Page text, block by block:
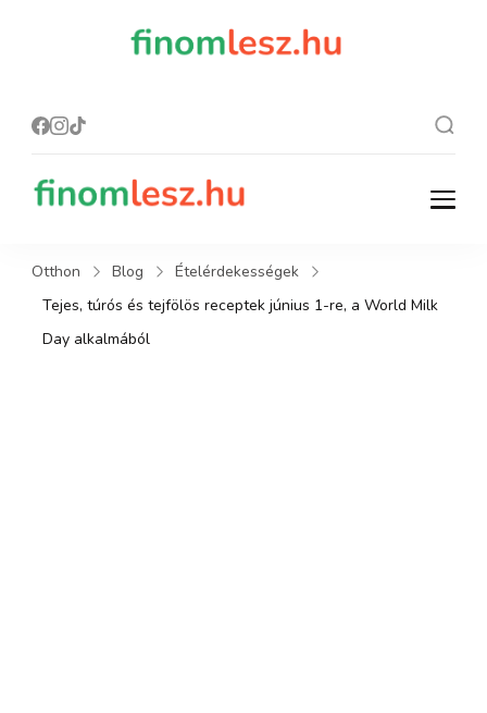
finomlesz.hu
Recept, ami finom lesz.
Otthon Blog
Ételérdekességek
Tejes, túrós és tejfölös receptek június 1-re, a World Milk
Day alkalmából